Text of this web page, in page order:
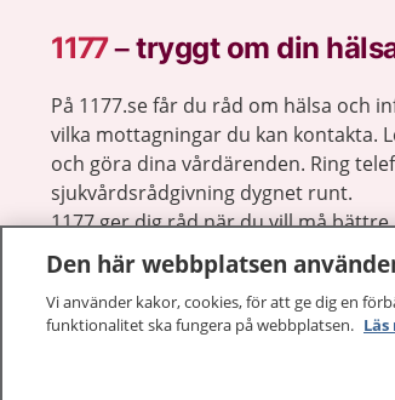
1177–tryggt om din
På 1177.se får du råd om hälsa och
vilka mottagningar du kan kontakta.
och göra dina vårdärenden. Ring
sjukvårdsrådgivning dygnet runt.
1177 ger dig råd när du vill må bättre.
Den här webbplatsen
Vi använder kakor, cookies, för att ge dig en
funktionalitet ska fungera på webbplatsen.